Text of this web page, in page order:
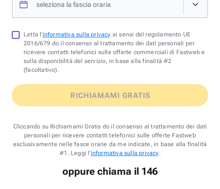
seleziona la fascia oraria
Letta l'informativa sulla privacy ai sensi del regolamento UE
2016/679 do il consenso al trattamento dei dati personali per
ricevere contatti telefonici sulle offerte commerciali di Fastweb e
sulla disponibilità del servizio, in base alla finalità #2
(facoltativo).
RICHIAMAMI GRATIS
Cliccando su Richiamami Gratis do il consenso al trattamento dei dati
personali per ricevere contatti telefonici sulle offerte Fastweb
esclusivamente nelle fasce orarie da me indicate, in base alla finalità
#1. Leggi l'informativa sulla privacy.
oppure chiama il 146